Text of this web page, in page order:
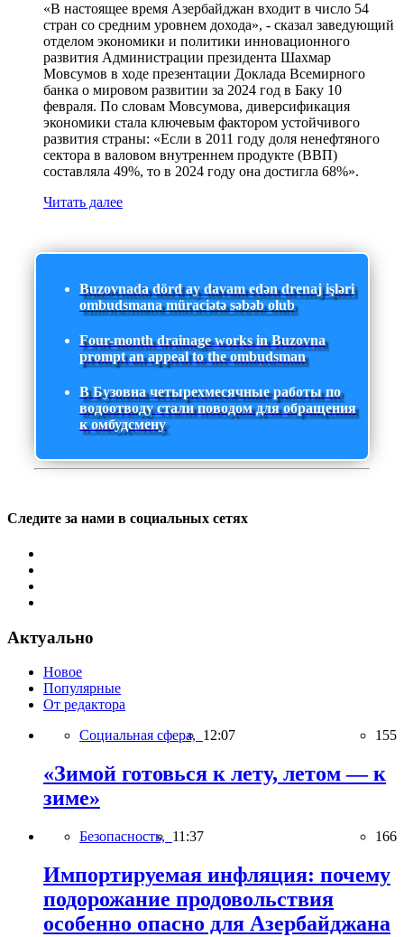
«В настоящее время Азербайджан входит в число 54
стран со средним уровнем дохода», - сказал заведующий
отделом экономики и политики инновационного
развития Администрации президента Шахмар
Мовсумов в ходе презентации Доклада Всемирного
банка о мировом развитии за 2024 год в Баку 10
февраля. По словам Мовсумова, диверсификация
экономики стала ключевым фактором устойчивого
развития страны: «Если в 2011 году доля ненефтяного
сектора в валовом внутреннем продукте (ВВП)
составляла 49%, то в 2024 году она достигла 68%».
Читать далее
Buzovnada dörd ay davam edən drenaj işləri
ombudsmana müraciətə səbəb olub
Four-month drainage works in Buzovna
prompt an appeal to the ombudsman
В Бузовна четырехмесячные работы по
водоотводу стали поводом для обращения
к омбудсмену
Следите за нами в социальных сетях
Актуально
Новое
Популярные
От редактора
Социальная сфера, 12:07 155
«Зимой готовься к лету, летом — к
зиме»
Безопасность, 11:37 166
Импортируемая инфляция: почему
подорожание продовольствия
особенно опасно для Азербайджана